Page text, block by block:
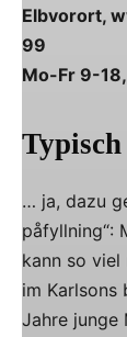
Elbvorort,
99
Mo-Fr 9-
… ja, dazu
påfyllning“:
kann so viel
im Karlsons
Jahre junge